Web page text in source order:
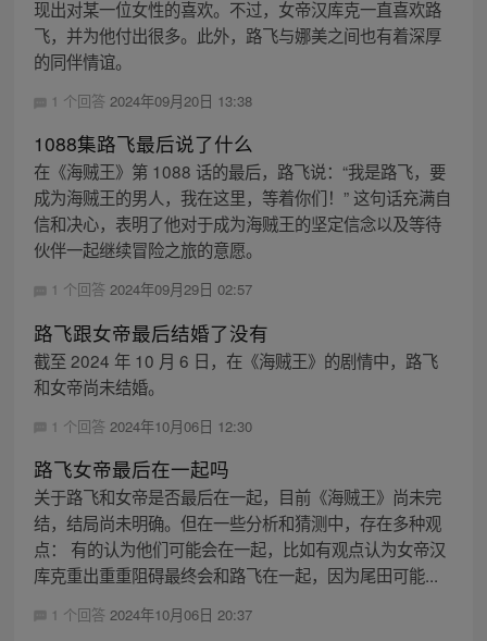
现出对某一位女性的喜欢。不过，女帝汉库克一直喜欢路
飞，并为他付出很多。此外，路飞与娜美之间也有着深厚
的同伴情谊。
1 个回答 2024年09月20日 13:38
1088集路飞最后说了什么
在《海贼王》第 1088 话的最后，路飞说：“我是路飞，要
成为海贼王的男人，我在这里，等着你们！” 这句话充满自
信和决心，表明了他对于成为海贼王的坚定信念以及等待
伙伴一起继续冒险之旅的意愿。
1 个回答 2024年09月29日 02:57
路飞跟女帝最后结婚了没有
截至 2024 年 10 月 6 日，在《海贼王》的剧情中，路飞
和女帝尚未结婚。
1 个回答 2024年10月06日 12:30
路飞女帝最后在一起吗
关于路飞和女帝是否最后在一起，目前《海贼王》尚未完
结，结局尚未明确。但在一些分析和猜测中，存在多种观
点： 有的认为他们可能会在一起，比如有观点认为女帝汉
库克重出重重阻碍最终会和路飞在一起，因为尾田可能...
1 个回答 2024年10月06日 20:37